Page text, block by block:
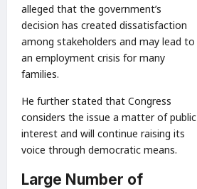
alleged that the government’s
decision has created dissatisfaction
among stakeholders and may lead to
an employment crisis for many
families.
He further stated that Congress
considers the issue a matter of public
interest and will continue raising its
voice through democratic means.
Large Number of